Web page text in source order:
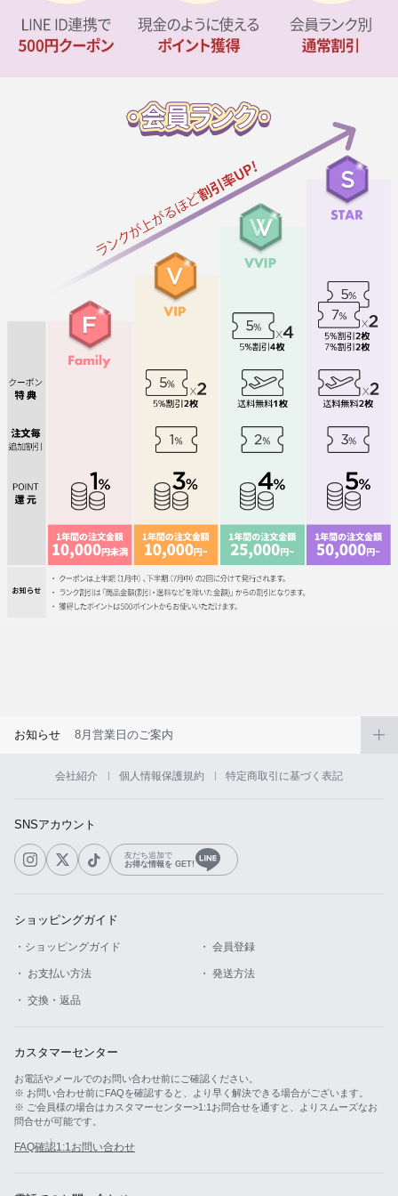
お知らせ 8月営業日のご案内
会社紹介 個人情報保護規約 特定商取引に基づく表記
SNSアカウント
友だち追加で
お得な情報を GET!
ショッピングガイド
・ショッピングガイド ・ 会員登録
・ お支払い方法 ・ 発送方法
・ 交換・返品
カスタマーセンター
お電話やメールでのお問い合わせ前にご確認ください。
※ お問い合わせ前にFAQを確認すると、より早く解決できる場合がございます。
※ ご会員様の場合はカスタマーセンター>1:1お問合せを通すと、よりスムーズなお
問合せが可能です。
FAQ確認1:1お問い合わせ